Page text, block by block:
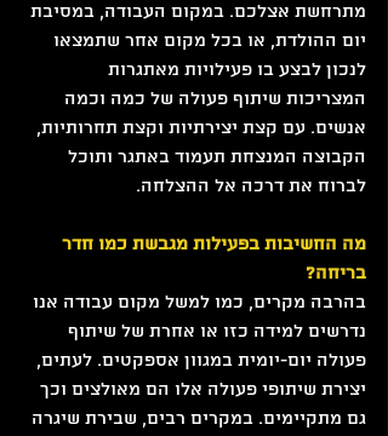
מתרחשת אצלכם. במקום העבודה, במסיבת
יום ההולדת, או בכל מקום אחר שתמצאו
לנכון לבצע בו פעילויות מאתגרות
המצריכות שיתוף פעולה של כמה וכמה
אנשים. עם קצת יצירתיות וקצת תחרותיות,
הקבוצה המנצחת תעמוד באתגר ותוכל
לברוח את דרכה אל ההצלחה.
מה החשיבות בפעילות מגבשת כמו חדר
בריחה?
בהרבה מקרים, כמו למשל מקום עבודה אנו
נדרשים למידה כזו או אחרת של שיתוף
פעולה יום-יומית במגוון אספקטים. לעתים,
יצירת שיתופי פעולה אלו הם מאולצים וכך
גם מתקיימים. במקרים רבים, שבירת שיגרה